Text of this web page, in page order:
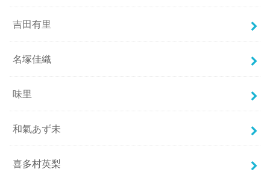
吉田有里
名塚佳織
味里
和氣あず未
喜多村英梨